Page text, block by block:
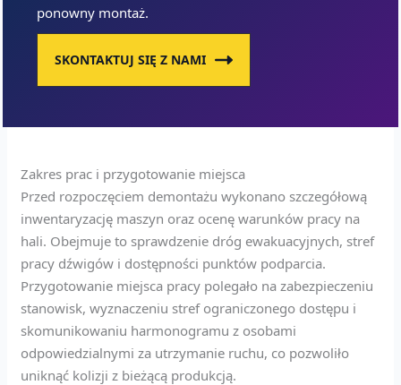
ponowny montaż.
SKONTAKTUJ SIĘ Z NAMI
Zakres prac i przygotowanie miejsca
Przed rozpoczęciem demontażu wykonano szczegółową
inwentaryzację maszyn oraz ocenę warunków pracy na
hali. Obejmuje to sprawdzenie dróg ewakuacyjnych, stref
pracy dźwigów i dostępności punktów podparcia.
Przygotowanie miejsca pracy polegało na zabezpieczeniu
stanowisk, wyznaczeniu stref ograniczonego dostępu i
skomunikowaniu harmonogramu z osobami
odpowiedzialnymi za utrzymanie ruchu, co pozwoliło
uniknąć kolizji z bieżącą produkcją.